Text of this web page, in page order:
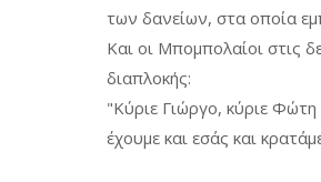
των δανείων, στα οποία
Και οι Μπομπολαίοι στις
διαπλοκής:
"Κύριε Γιώργο, κύριε Φώτη
έχουμε και εσάς και